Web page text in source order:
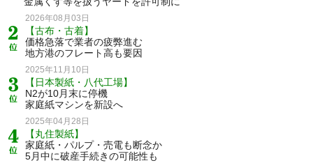
2026年08月03日
【古布・古着】
価格急落で業者の疲弊進む
地方港のフレート高も要因
2025年11月10日
【日本製紙・八代工場】
N2が10月末に停機
家庭紙マシンを新設へ
2025年04月28日
【丸住製紙】
家庭紙・パルプ・売電も断念か
5月中に破産手続きの可能性も